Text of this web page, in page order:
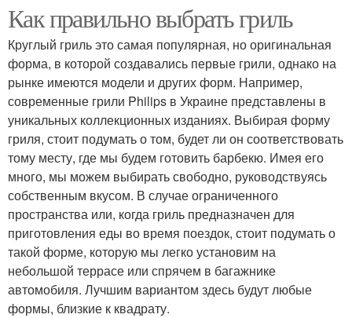
Как правильно выбрать гриль
Круглый гриль это самая популярная, но оригинальная
форма, в которой создавались первые грили, однако на
рынке имеются модели и других форм. Например,
современные грили Philips в Украине представлены в
уникальных коллекционных изданиях. Выбирая форму
гриля, стоит подумать о том, будет ли он соответствовать
тому месту, где мы будем готовить барбекю. Имея его
много, мы можем выбирать свободно, руководствуясь
собственным вкусом. В случае ограниченного
пространства или, когда гриль предназначен для
приготовления еды во время поездок, стоит подумать о
такой форме, которую мы легко установим на
небольшой террасе или спрячем в багажнике
автомобиля. Лучшим вариантом здесь будут любые
формы, близкие к квадрату.